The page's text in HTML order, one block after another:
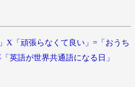
X「頑張らなくて良い」=「おうち
英語が世界共通語になる日」